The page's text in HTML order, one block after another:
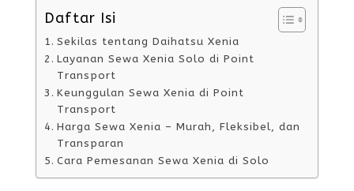
Daftar Isi
Sekilas tentang Daihatsu Xenia
Layanan Sewa Xenia Solo di Point
Transport
Keunggulan Sewa Xenia di Point
Transport
Harga Sewa Xenia – Murah, Fleksibel, dan
Transparan
Cara Pemesanan Sewa Xenia di Solo